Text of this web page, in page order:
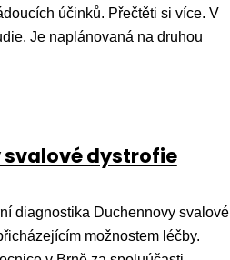
účinků. Přečtěti si více. V
Je naplánovaná na druhou
dystrofie
diagnostika Duchennovy svalové
možnostem léčby.